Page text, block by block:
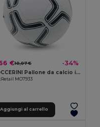
€10,07 € -34%
SOCCERINI Pallone da calcio in PVC 21.5cm
MO7933
Aggiungi al carrello